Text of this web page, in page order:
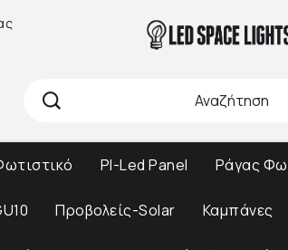
Pl-Led Panel Ράγας
Προβολείς-Solar Καμπάνες